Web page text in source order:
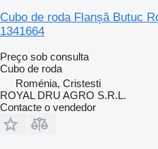
Cubo de roda Flanșă Butuc
1341664
Preço sob consulta
Cubo de roda
Roménia, Cristesti
ROYAL DRU AGRO S.R.L.
Contacte o vendedor